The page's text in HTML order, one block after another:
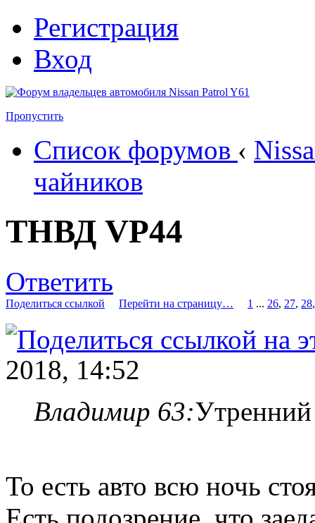
Регистрация
Вход
Пропустить
Список форумов ‹
чайников
ТНВД VP44
Ответить
Поделиться ссылкой Перейти на страницу… 1 ... 26, 27, 28
2018, 14:52
Владимир 63:Утренний
То есть авто всю ночь